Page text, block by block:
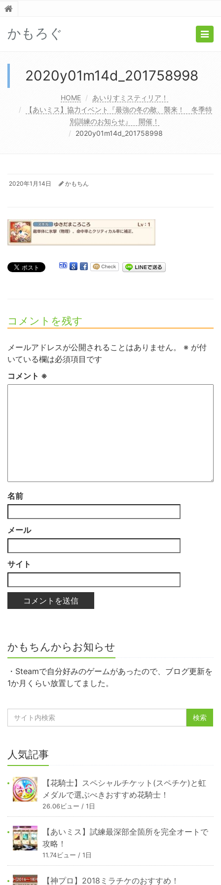
かもろぐ
2020y01m14d_201758998
HOME
あいりすミスティリア！
【あいミス】協力イベント『最強の冬の敵、襲来！ 冬季特
別訓練のお知らせ』 開催！
2020y01m14d_201758998
2020年1月14日 かもちん
コメントを残す
メールアドレスが公開されることはありません。 ※ が付
いている欄は必須項目です
コメント ※
名前
メール
サイト
かもちんからお知らせ
・Steamで自分好みのゲームがあったので、ブログ更新を
1か月くらい放置してました。
人気記事
【花騎士】スペシャルチケット(スペチケ)と虹
メダルで選ぶべきおすすめ花騎士！
26.06ビュー / 1日
【あいミス】試練最深部全箇所を完全オートで
攻略！
11.74ビュー / 1日
【神プロ】2018ミラチケのおすすめ！